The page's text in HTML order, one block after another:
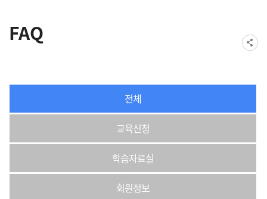
FAQ
전체
교육신청
학습자료실
회원정보